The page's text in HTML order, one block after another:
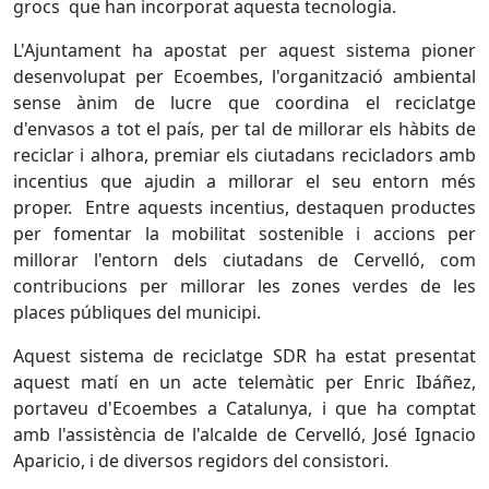
grocs que han incorporat aquesta tecnologia.
L'Ajuntament ha apostat per aquest sistema pioner
desenvolupat per Ecoembes, l'organització ambiental
sense ànim de lucre que coordina el reciclatge
d'envasos a tot el país, per tal de millorar els hàbits de
reciclar i alhora, premiar els ciutadans recicladors amb
incentius que ajudin a millorar el seu entorn més
proper. Entre aquests incentius, destaquen productes
per fomentar la mobilitat sostenible i accions per
millorar l'entorn dels ciutadans de Cervelló, com
contribucions per millorar les zones verdes de les
places públiques del municipi.
Aquest sistema de reciclatge SDR ha estat presentat
aquest matí en un acte telemàtic per Enric Ibáñez,
portaveu d'Ecoembes a Catalunya, i que ha comptat
amb l'assistència de l'alcalde de Cervelló, José Ignacio
Aparicio, i de diversos regidors del consistori.